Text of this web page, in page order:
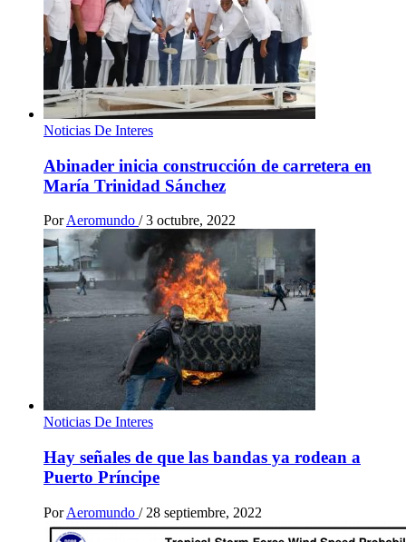
Noticias De Interes
Abinader inicia construcción de carretera en
María Trinidad Sánchez
Por Aeromundo / 3 octubre, 2022
Noticias De Interes
Hay señales de que las bandas ya rodean a
Puerto Príncipe
Por Aeromundo / 28 septiembre, 2022